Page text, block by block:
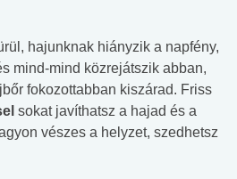
hajunknak hiányzik a napfény,
mind-mind közrejátszik abban,
fokozottabban kiszárad. Friss
sokat javíthatsz a hajad és a
vészes a helyzet, szedhetsz